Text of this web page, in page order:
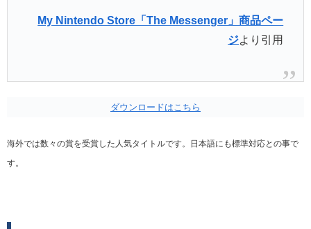
My Nintendo Store「The Messenger」商品ペー
ジより引用
ダウンロードはこちら
海外では数々の賞を受賞した人気タイトルです。日本語にも標準対応との事で
す。